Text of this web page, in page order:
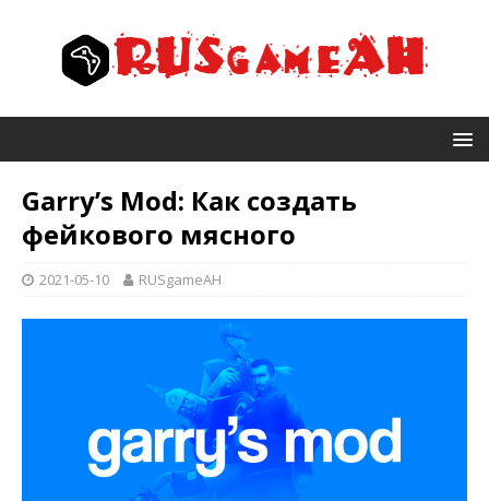
Garry’s Mod: Как создать
фейкового мясного
2021-05-10 RUSgameAH